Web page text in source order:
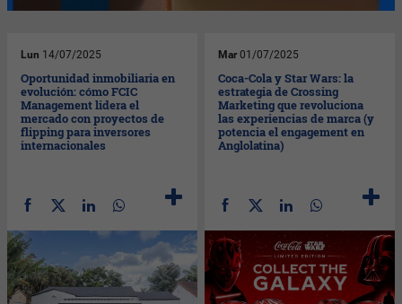
Lun 14/07/2025
Oportunidad inmobiliaria en
evolución: cómo FCIC
Management lidera el
mercado con proyectos de
flipping para inversores
internacionales
Mar 01/07/2025
Coca-Cola y Star Wars: la
estrategia de Crossing
Marketing que revoluciona
las experiencias de marca (y
potencia el engagement en
Anglolatina)